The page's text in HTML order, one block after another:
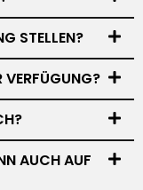
STELLEN?
VERFÜGUNG?
AUCH AUF